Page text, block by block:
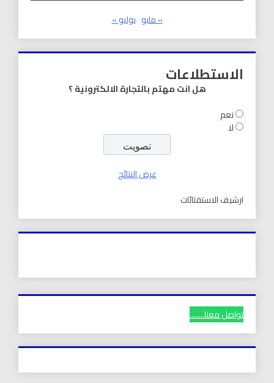
« مايو يوليو »
الاستطلاعات
هل انت مهتم بالتجارة الالكترونية ؟
نعم
لا
عرض النتائج
ارشيف الاستفتائات
تواصل معنا........